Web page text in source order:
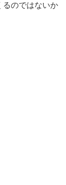
るのではないか